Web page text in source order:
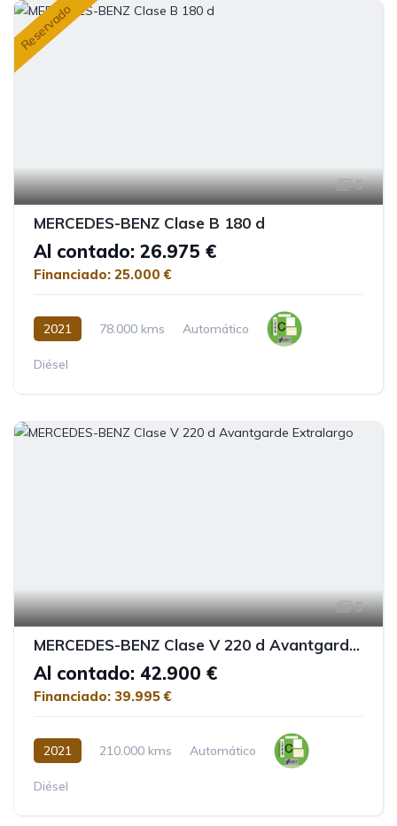
Reservado
5
MERCEDES-BENZ Clase B 180 d
Al contado: 26.975 €
Financiado: 25.000 €
2021 78.000 kms Automático
Diésel
5
MERCEDES-BENZ Clase V 220 d Avantgarde Extralargo
Al contado: 42.900 €
Financiado: 39.995 €
2021 210.000 kms Automático
Diésel